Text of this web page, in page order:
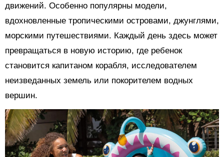
движений. Особенно популярны модели,
вдохновленные тропическими островами, джунглями,
морскими путешествиями. Каждый день здесь может
превращаться в новую историю, где ребенок
становится капитаном корабля, исследователем
неизведанных земель или покорителем водных
вершин.